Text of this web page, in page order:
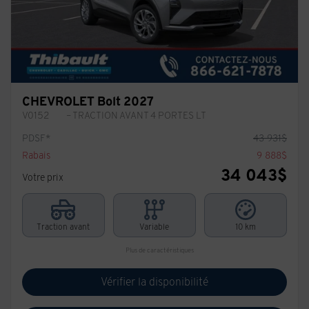
CHEVROLET Bolt 2027
V0152
– TRACTION AVANT 4 PORTES LT
PDSF*
43 931$
Rabais
9 888$
Votre prix
34 043$
Traction avant Variable 10 km
Plus de caractéristiques
Vérifier la disponibilité